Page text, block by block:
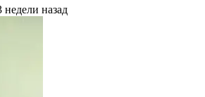
недели назад